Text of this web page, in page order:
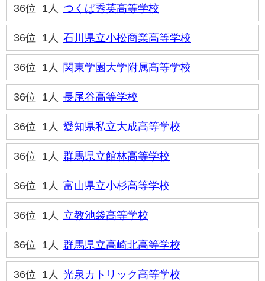
36位 1人 つくば秀英高等学校
36位 1人 石川県立小松商業高等学校
36位 1人 関東学園大学附属高等学校
36位 1人 長尾谷高等学校
36位 1人 愛知県私立大成高等学校
36位 1人 群馬県立館林高等学校
36位 1人 富山県立小杉高等学校
36位 1人 立教池袋高等学校
36位 1人 群馬県立高崎北高等学校
36位 1人 光泉カトリック高等学校